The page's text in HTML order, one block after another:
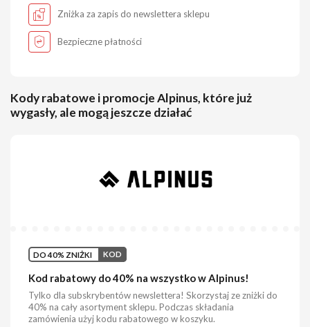
Zniżka za zapis do newslettera sklepu
Bezpieczne płatności
Kody rabatowe i promocje Alpinus, które już
wygasły, ale mogą jeszcze działać
DO 40% ZNIŻKI KOD
Kod rabatowy do 40% na wszystko w Alpinus!
Tylko dla subskrybentów newslettera! Skorzystaj ze zniżki do
40% na cały asortyment sklepu. Podczas składania
zamówienia użyj kodu rabatowego w koszyku.